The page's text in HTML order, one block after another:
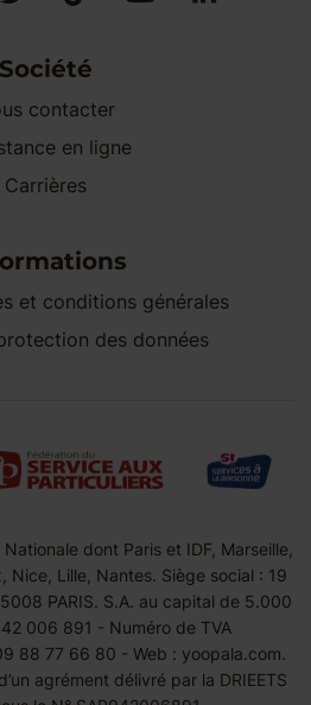
Société
contacter
en ligne
Carrières
et conditions générales
des données
dont Paris et IDF, Marseille,
Nice, Lille, Nantes. Siège social : 19
PARIS. S.A. au capital de 5.000
006 891 - Numéro de TVA
88 77 66 80 - Web : yoopala.com.
agrément délivré par la DRIEETS